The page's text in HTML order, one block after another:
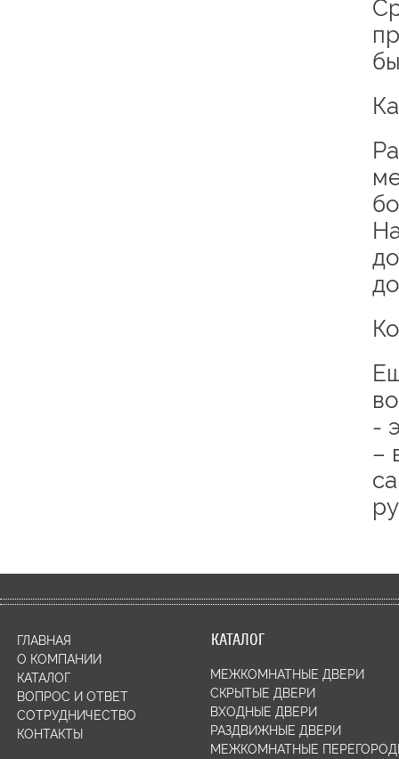
-
–
ГЛАВНАЯ
О КОМПАНИИ
КАТАЛОГ
ВОПРОС И ОТВЕТ
СОТРУДНИЧЕСТВО
КОНТАКТЫ
КАТАЛОГ
МЕЖКОМНАТНЫЕ ДВЕРИ
СКРЫТЫЕ ДВЕРИ
ВХОДНЫЕ ДВЕРИ
РАЗДВИЖНЫЕ ДВЕРИ
МЕЖКОМНАТНЫЕ